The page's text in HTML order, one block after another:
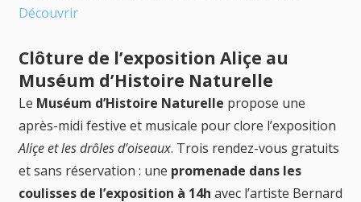
Découvrir
Clôture de l’exposition Aliçe au
Muséum d’Histoire Naturelle
Le Muséum d’Histoire Naturelle propose une
après-midi festive et musicale pour clore l’exposition
Aliçe et les drôles d’oiseaux. Trois rendez-vous gratuits
et sans réservation : une promenade dans les
coulisses de l’exposition à 14h avec l’artiste Bernard